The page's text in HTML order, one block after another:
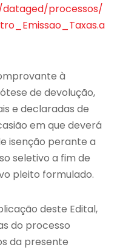
processos/
à
de devolução,
e declaradas de
em que deverá
isenção perante a
seletivo a fim de
pleito formulado.
deste Edital,
do processo
da presente